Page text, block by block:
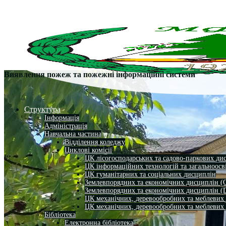
Структура
Інформація
Адміністрація
Навчальна частина
Відділення коледжу
Циклові комісії
ЦК лісогосподарських та садово-паркових
ЦК інформаційних технологій та
ЦК гуманітарних та соціальних дисциплін
Землевпорядних та економічних дисциплін
Землевпорядних та економічних дисциплін
ЦК механічних, деревообробних та
ЦК механічних, деревообробних та
Бібліотека
Електронна бібліотека
Виявлення пожеж та пожежні інформаційні системи